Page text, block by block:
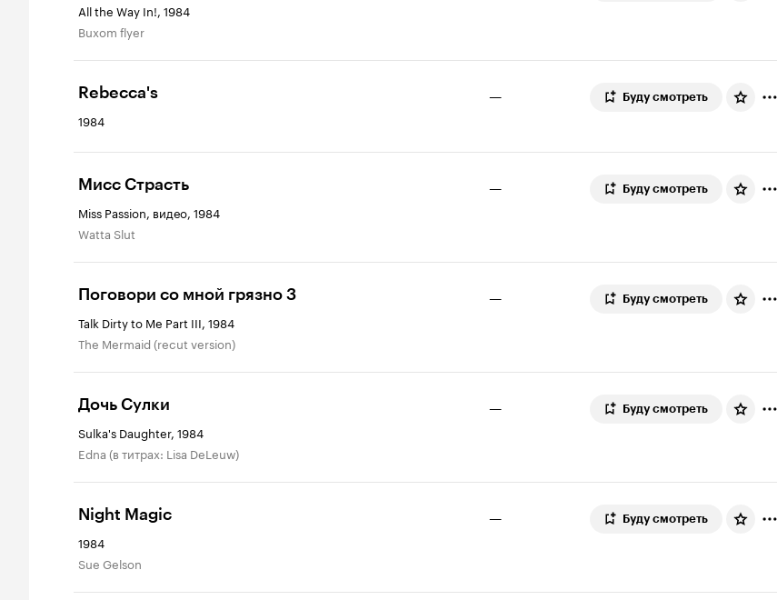
All the Way In!, 1984
Buxom flyer
Rebecca's
1984
— Буду смотреть
Мисс Страсть
Miss Passion, видео, 1984
Watta Slut
— Буду смотреть
Поговори со мной грязно 3
Talk Dirty to Me Part III, 1984
The Mermaid (recut version)
— Буду смотреть
Дочь Сулки
Sulka's Daughter, 1984
Edna (в титрах: Lisa DeLeuw)
— Буду смотреть
Night Magic
1984
Sue Gelson
— Буду смотреть